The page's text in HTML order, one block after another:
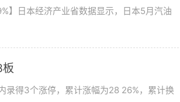
】日本经济产业省数据显示，日本5月汽油
录得3个涨停，累计涨幅为28 26%，累计换